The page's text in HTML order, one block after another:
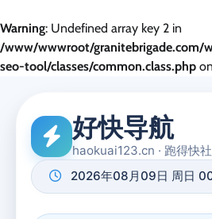
Warning: Undefined array key 2 in
/www/wwwroot/granitebrigade.com/
seo-tool/classes/common.class.php